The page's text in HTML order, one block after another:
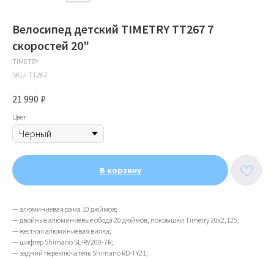
Велосипед детский TIMETRY TT267 7
скоростей 20"
TIMETRY
SKU: TT267
21 990 ₽
Цвет
В корзину
— алюминиевая рама 10 дюймов;
— двойные алюминиевые обода 20 дюймов, покрышки Timetry 20х2,125;
— жесткая алюминиевая вилка;
— шифтер Shimano SL-RV200-7R;
— задний переключатель Shimano RD-TY21;